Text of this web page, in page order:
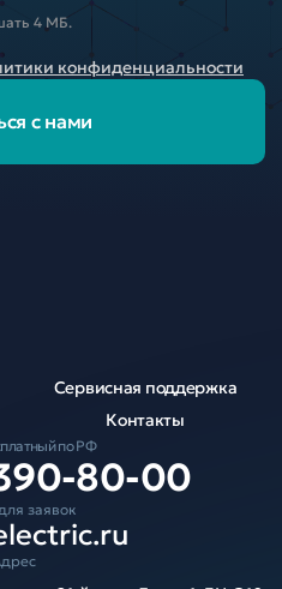
4 МБ.
конфиденциальности
с нами
Сервисная поддержка
Контакты
по РФ
80-00
заявок